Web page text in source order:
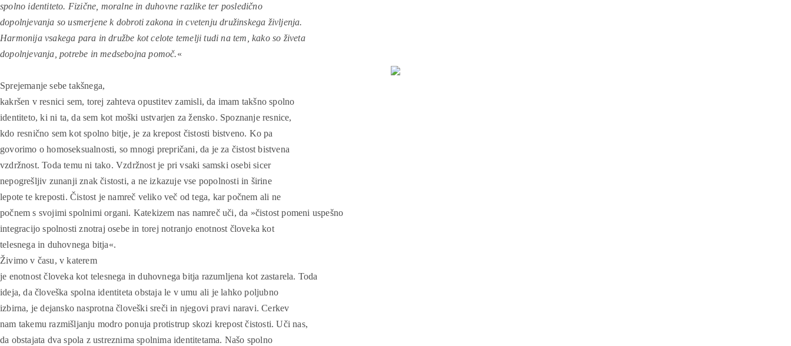
spolno identiteto. Fizične, moralne in duhovne razlike ter posledično
dopolnjevanja so usmerjene k dobroti zakona in cvetenju družinskega življenja.
Harmonija vsakega para in družbe kot celote temelji tudi na tem, kako so živeta
dopolnjevanja, potrebe in medsebojna pomoč.«
Sprejemanje sebe takšnega,
kakršen v resnici sem, torej zahteva opustitev zamisli, da imam takšno spolno
identiteto, ki ni ta, da sem kot moški ustvarjen za žensko. Spoznanje resnice,
kdo resnično sem kot spolno bitje, je za krepost čistosti bistveno. Ko pa
govorimo o homoseksualnosti, so mnogi prepričani, da je za čistost bistvena
vzdržnost. Toda temu ni tako. Vzdržnost je pri vsaki samski osebi sicer
nepogrešljiv zunanji znak čistosti, a ne izkazuje vse popolnosti in širine
lepote te kreposti. Čistost je namreč veliko več od tega, kar počnem ali ne
počnem s svojimi spolnimi organi. Katekizem nas namreč uči, da »čistost pomeni uspešno
integracijo spolnosti znotraj osebe in torej notranjo enotnost človeka kot
telesnega in duhovnega bitja«.
Živimo v času, v katerem
je enotnost človeka kot telesnega in duhovnega bitja razumljena kot zastarela. Toda
ideja, da človeška spolna identiteta obstaja le v umu ali je lahko poljubno
izbirna, je dejansko nasprotna človeški sreči in njegovi pravi naravi. Cerkev
nam takemu razmišljanju modro ponuja protistrup skozi krepost čistosti. Uči nas,
da obstajata dva spola z ustreznima spolnima identitetama. Našo spolno